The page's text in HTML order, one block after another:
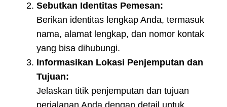
Sebutkan Identitas Pemesan:
Berikan identitas lengkap Anda, termasuk
nama, alamat lengkap, dan nomor kontak
yang bisa dihubungi.
Informasikan Lokasi Penjemputan dan
Tujuan:
Jelaskan titik penjemputan dan tujuan